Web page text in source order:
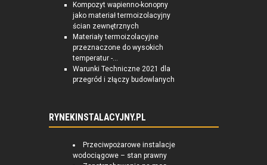
Kompozyt wapienno-konopny
jako materiał termoizolacyjny
ścian zewnętrznych
Materiały termoizolacyjne
przeznaczone do wysokich
temperatur -...
Warunki Techniczne 2021 dla
przegród i złączy budowlanych
RYNEKINSTALACYJNY.PL
Przeciwpożarowe instalacje
wodociągowe – stan prawny